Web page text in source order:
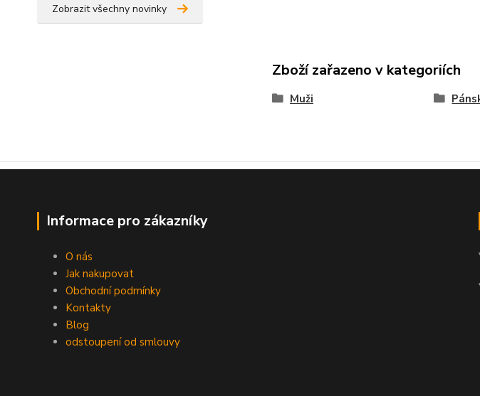
Zobrazit všechny novinky
Zboží zařazeno v kategoriích
Muži
Informace pro zákazníky
O nás
Jak nakupovat
Obchodní podmínky
Kontakty
Blog
odstoupení od smlouvy